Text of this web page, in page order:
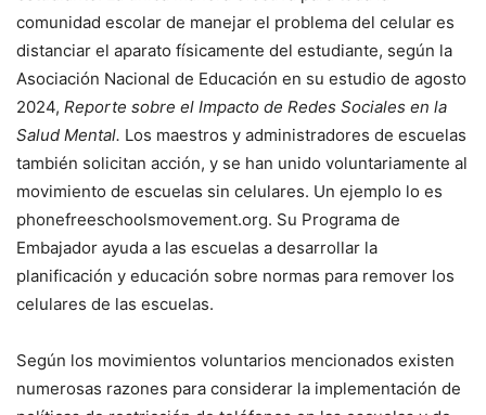
comunidad escolar de manejar el problema del celular es
distanciar el aparato físicamente del estudiante, según la
Asociación Nacional de Educación en su estudio de agosto
2024, Reporte sobre el Impacto de Redes Sociales en la
Salud Mental. Los maestros y administradores de escuelas
también solicitan acción, y se han unido voluntariamente al
movimiento de escuelas sin celulares. Un ejemplo lo es
phonefreeschoolsmovement.org. Su Programa de
Embajador ayuda a las escuelas a desarrollar la
planificación y educación sobre normas para remover los
celulares de las escuelas.
Según los movimientos voluntarios mencionados existen
numerosas razones para considerar la implementación de